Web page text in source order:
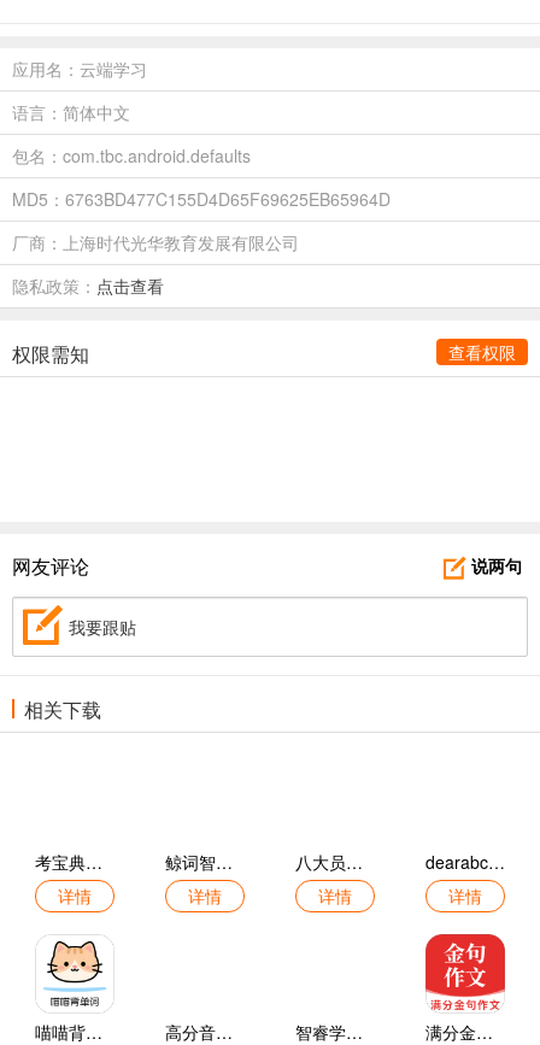
应用名：云端学习
语言：简体中文
包名：com.tbc.android.defaults
MD5：6763BD477C155D4D65F69625EB65964D
厂商：上海时代光华教育发展有限公司
隐私政策： 点击查看
权限需知 查看权限
说两句
网友评论
我要跟贴
相关下载
考宝典官方版
详情
鲸词智能背单词免费版
详情
八大员考试宝库官方版
详情
dearabc手机版
详情
喵喵背单词最新版
高分音基最新版
智睿学策官方版
满分金句作文最新版